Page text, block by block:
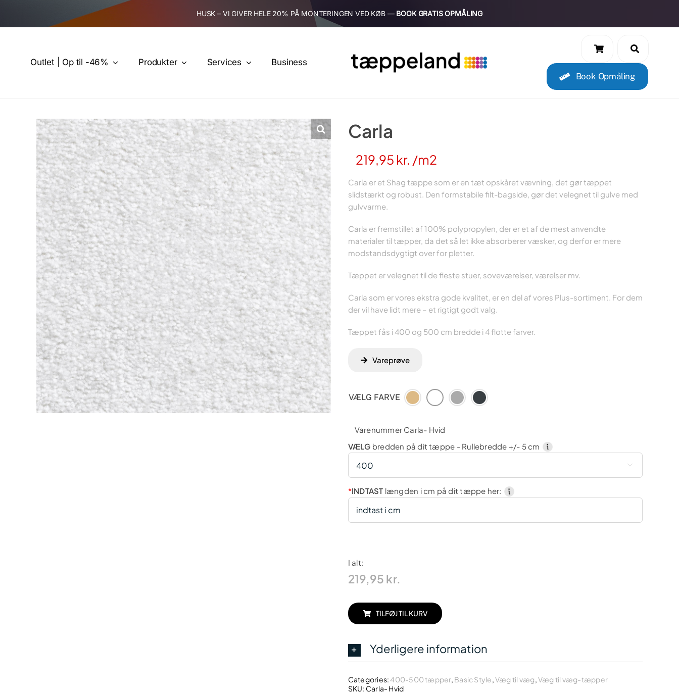
content
HUSK – VI GIVER HELE 20% PÅ MONTERINGEN VED KØB — BOOK GRATIS OPMÅLING
Outlet | Op til -46% Produkter Services
Business
Book Opmåling
Carla
219,95 kr. /m2
Carla er et Shag tæppe som er en tæt opskåret vævning, det gør tæppet
slidstærkt og robust. Den formstabile filt-bagside, gør det velegnet til gulve med
gulvvarme.
Carla er fremstillet af 100% polypropylen, der er et af de mest anvendte
materialer til tæpper, da det så let ikke absorberer væsker, og derfor er mere
modstandsdygtigt over for pletter.
Tæppet er velegnet til de fleste stuer, soveværelser, værelser mv.
Carla som er vores ekstra gode kvalitet, er en del af vores Plus-sortiment. For dem
der vil have lidt mere – et rigtigt godt valg.
Tæppet fås i 400 og 500 cm bredde i 4 flotte farver.
Vareprøve
VÆLG FARVE
Varenummer Carla- Hvid
VÆLG bredden på dit tæppe - Rullebredde +/- 5 cm

*INDTAST længden i cm på dit tæppe her:
I alt:
219,95 kr.
TILFØJ TIL KURV
Yderligere information
Categories: 400-500 tæpper, Basic Style,Væg til væg,Væg til væg-tæpper
SKU: Carla- Hvid